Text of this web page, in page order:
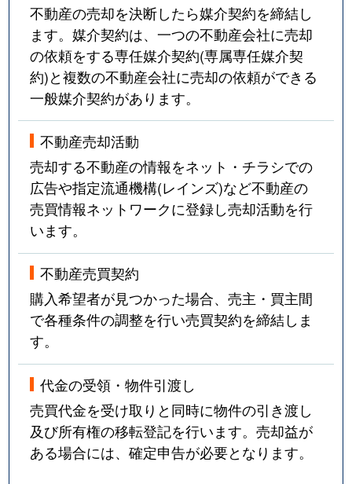
不動産の売却を決断したら媒介契約を締結し
ます。媒介契約は、一つの不動産会社に売却
の依頼をする専任媒介契約(専属専任媒介契
約)と複数の不動産会社に売却の依頼ができる
一般媒介契約があります。
不動産売却活動
売却する不動産の情報をネット・チラシでの
広告や指定流通機構(レインズ)など不動産の
売買情報ネットワークに登録し売却活動を行
います。
不動産売買契約
購入希望者が見つかった場合、売主・買主間
で各種条件の調整を行い売買契約を締結しま
す。
代金の受領・物件引渡し
売買代金を受け取りと同時に物件の引き渡し
及び所有権の移転登記を行います。売却益が
ある場合には、確定申告が必要となります。